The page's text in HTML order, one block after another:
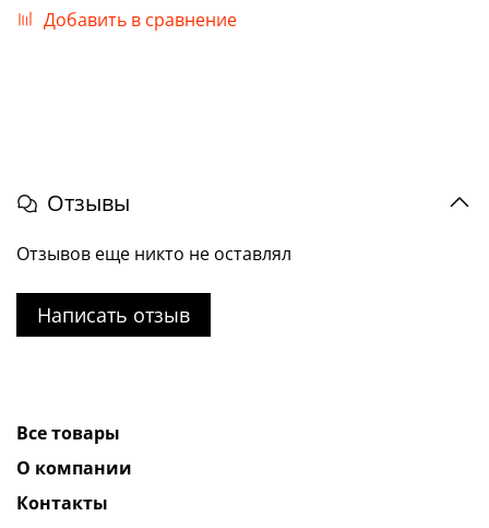
Добавить в сравнение
Отзывы
Отзывов еще никто не оставлял
Написать отзыв
Все товары
О компании
Контакты